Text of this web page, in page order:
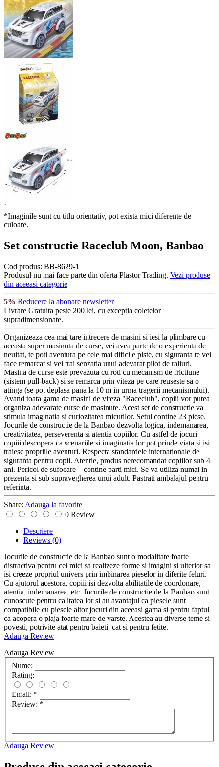
`
*Imaginile sunt cu titlu orientativ, pot exista mici diferente de
culoare.
Set constructie Raceclub Moon, Banbao
Cod produs: BB-8629-1
Produsul nu mai face parte din oferta Plastor Trading. Vezi produse
din aceeasi categorie
5% Reducere la abonare newsletter
Livrare Gratuita peste 200 lei, cu exceptia coletelor
supradimensionate.
Organizeaza cea mai tare intrecere de masini si iesi la plimbare cu
aceasta super masinuta de curse, vei avea parte de o experienta de
neuitat, te poti aventura pe cele mai dificile piste, cu siguranta te vei
face remarcat si vei trai senzatia unui adevarat pilot de raliuri.
Masina de curse este prevazuta cu roti cu mecanism de frictiune
(sistem pull-back) si se remarca prin viteza pe care reuseste sa o
atinga (se pot deplasa pana la 10 m in urma tragerii mecanismului).
Avand toata gama de masini de viteza "Raceclub", copiii vor putea
organiza adevarate curse de masinute. Acest set de constructie va
stimula imaginatia si curiozitatea micutilor. Setul contine 23 piese.
Jocurile de constructie de la Banbao dezvolta logica, indemanarea,
creativitatea, perseverenta si atentia copiilor. Cu astfel de jocuri
copiii descopera ca scenariile si imaginatia lor pot prinde viata si isi
traiesc propriile aventuri. Respecta standardele internationale de
siguranta pentru copii. Atentie, produs nerecomandat copiilor sub 4
ani. Pericol de sufocare – contine parti mici. Se va utiliza numai in
prezenta si sub supravegherea unui adult. Pastrati ambalajul pentru
referinta.
Share: Adauga la favorite
0 Review
Descriere
Reviews (0)
Jocurile de constructie de la Banbao sunt o modalitate foarte
distractiva pentru cei mici sa realizeze forme si imagini si ulterior sa
isi creeze propriul univers prin imbinarea pieselor in diferite feluri.
Cu ajutorul acestora, copiii isi dezvolta abilitatile de coordonare,
atentia, indemanarea, etc. Jocurile de constructie de la Banbao sunt
cunoscute pentru calitatea lor si au avantajul ca piesele sunt
compatibile cu piesele altor jocuri din aceeasi gama si pentru faptul
ca acopera o plaja foarte mare de varste. Acestea au diverse teme si
povesti, potrivite atat pentru baieti, cat si pentru fetite.
Adauga Review
Adauga Review
Nume:
Rating:
Email: *
Review: *
Adauga Review